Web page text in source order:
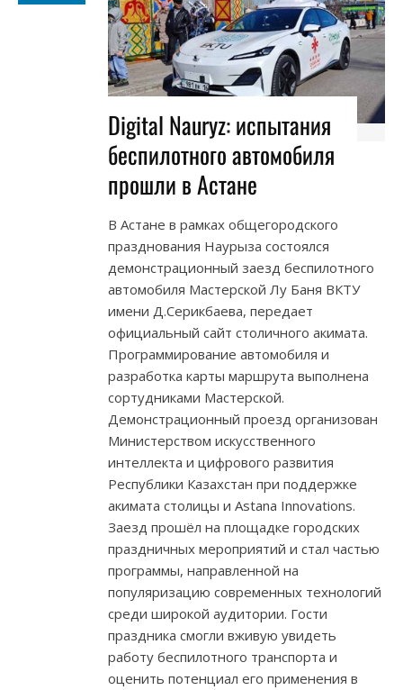
Digital Nauryz: испытания
беспилотного автомобиля
прошли в Астане
В Астане в рамках общегородского
празднования Наурыза состоялся
демонстрационный заезд беспилотного
автомобиля Мастерской Лу Баня ВКТУ
имени Д.Серикбаева, передает
официальный сайт столичного акимата.
Программирование автомобиля и
разработка карты маршрута выполнена
сортудниками Мастерской.
Демонстрационный проезд организован
Министерством искусственного
интеллекта и цифрового развития
Республики Казахстан при поддержке
акимата столицы и Astana Innovations.
Заезд прошёл на площадке городских
праздничных мероприятий и стал частью
программы, направленной на
популяризацию современных технологий
среди широкой аудитории. Гости
праздника смогли вживую увидеть
работу беспилотного транспорта и
оценить потенциал его применения в